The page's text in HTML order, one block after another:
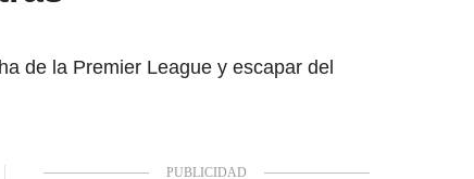
de la Premier League y escapar del